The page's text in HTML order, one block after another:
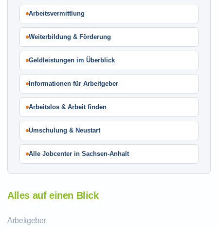
Arbeitsvermittlung
Weiterbildung & Förderung
Geldleistungen im Überblick
Informationen für Arbeitgeber
Arbeitslos & Arbeit finden
Umschulung & Neustart
Alle Jobcenter in Sachsen-Anhalt
Alles auf einen Blick
Arbeitgeber